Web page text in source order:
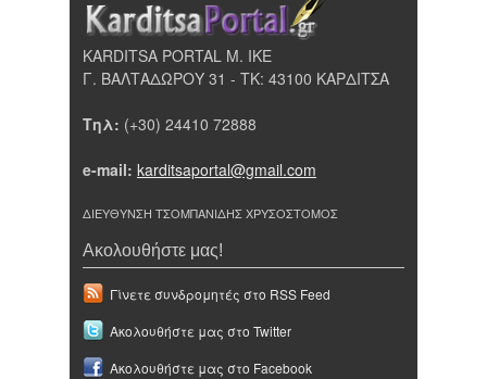
KARDITSA PORTAL Μ. ΙΚΕ
Γ. ΒΑΛΤΑΔΩΡΟΥ 31 - ΤΚ: 43100 ΚΑΡΔΙΤΣΑ
Τηλ: (+30) 24410 72888
e-mail: karditsaportal@gmail.com
ΔΙΕΥΘΥΝΣΗ ΤΣΟΜΠΑΝΙΔΗΣ ΧΡΥΣΟΣΤΟΜΟΣ
Ακολουθήστε μας!
Γίνετε συνδρομητές στο RSS Feed
Ακολουθήστε μας στο Twitter
Ακολουθήστε μας στο Facebook